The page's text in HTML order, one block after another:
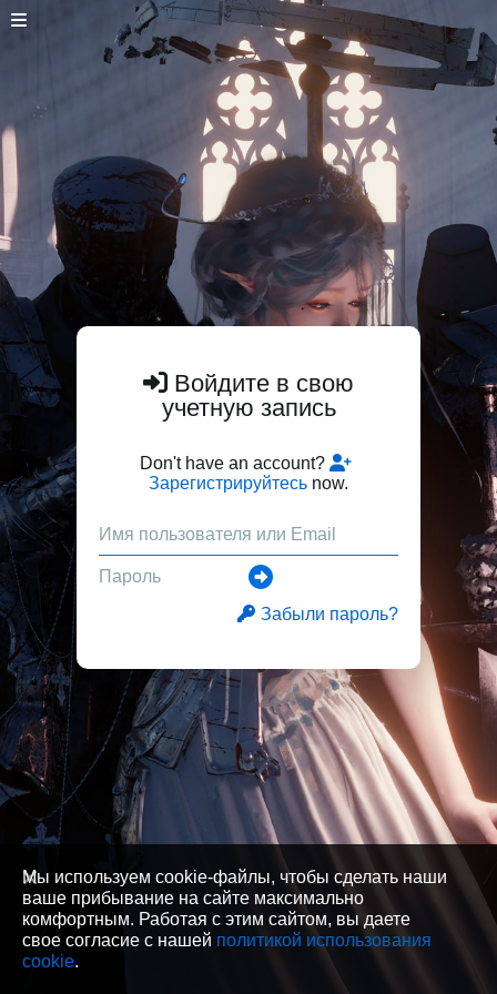
Войдите в свою
учетную запись
Don't have an account?
Зарегистрируйтесь now.
Забыли пароль?
Мы используем cookie-файлы, чтобы сделать наши
ваше прибывание на сайте максимально
комфортным. Работая с этим сайтом, вы даете
свое согласие с нашей политикой использования
cookie.